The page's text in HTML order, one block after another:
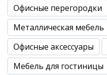
Офисные перегородки
Металлическая мебель
Офисные аксессуары
Мебель для гостиницы